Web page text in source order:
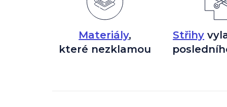
Materiály,
které nezklamou
Střihy